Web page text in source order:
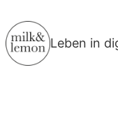
Inhalt
springen
Leben in